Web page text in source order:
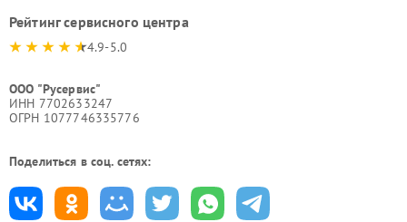
Рейтинг сервисного центра
4.9-5.0
ООО "Русервис"
ИНН 7702633247
ОГРН 1077746335776
Поделиться в соц. сетях: